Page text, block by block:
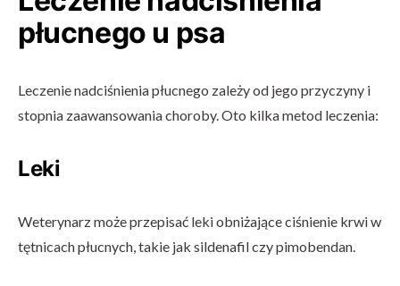
płucnego u psa
Leczenie nadciśnienia płucnego zależy od jego przyczyny i
stopnia zaawansowania choroby. Oto kilka metod leczenia:
Leki
Weterynarz może przepisać leki obniżające ciśnienie krwi w
tętnicach płucnych, takie jak sildenafil czy pimobendan.